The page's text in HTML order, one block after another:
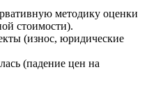
методику оценки
стоимости).
(износ, юридические
(падение цен на